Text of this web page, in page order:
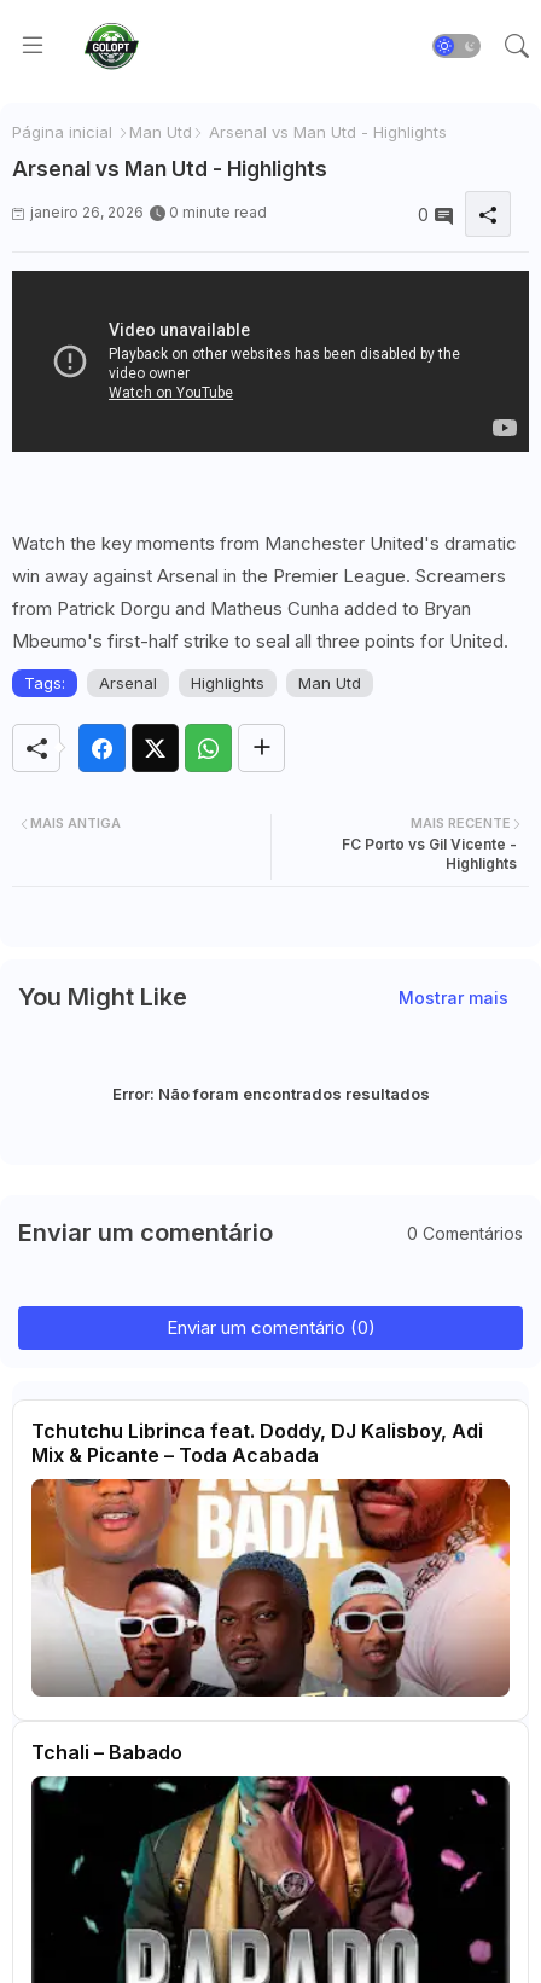
Página inicial Man Utd Arsenal vs Man Utd - Highlights
Arsenal vs Man Utd - Highlights
janeiro 26, 2026 0 minute read 0
Watch the key moments from Manchester United's dramatic
win away against Arsenal in the Premier League. Screamers
from Patrick Dorgu and Matheus Cunha added to Bryan
Mbeumo's first-half strike to seal all three points for United.
Tags: Arsenal Highlights Man Utd
MAIS RECENTE
FC Porto vs Gil Vicente -
Highlights
MAIS ANTIGA
You Might Like Mostrar mais
Error: Não foram encontrados resultados
Enviar um comentário 0 Comentários
Enviar um comentário (0)
Tchutchu Librinca feat. Doddy, DJ Kalisboy, Adi
Mix & Picante – Toda Acabada
Tchali – Babado